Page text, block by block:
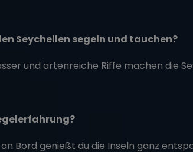
Seychellen segeln und tauchen?
und artenreiche Riffe machen die
Bord genießt du die Inseln ganz